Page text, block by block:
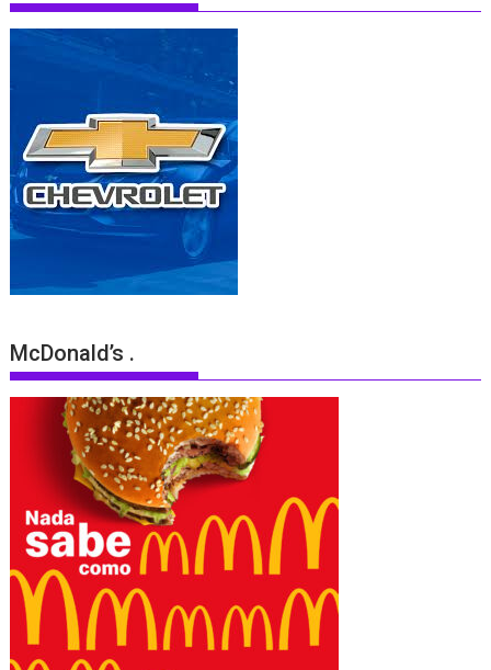
McDonald’s .